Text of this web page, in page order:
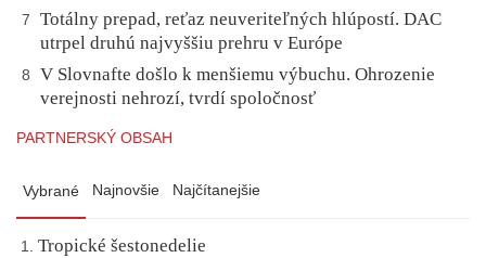
7
Totálny prepad, reťaz neuveriteľných hlúpostí. DAC
utrpel druhú najvyššiu prehru v Európe
8
V Slovnafte došlo k menšiemu výbuchu. Ohrozenie
verejnosti nehrozí, tvrdí spoločnosť
PARTNERSKÝ OBSAH
Vybrané Najnovšie Najčítanejšie
Tropické šestonedelie